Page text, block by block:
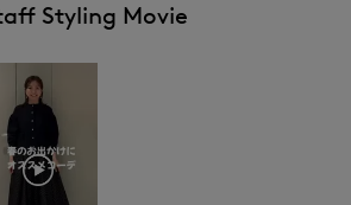
Styling Movie